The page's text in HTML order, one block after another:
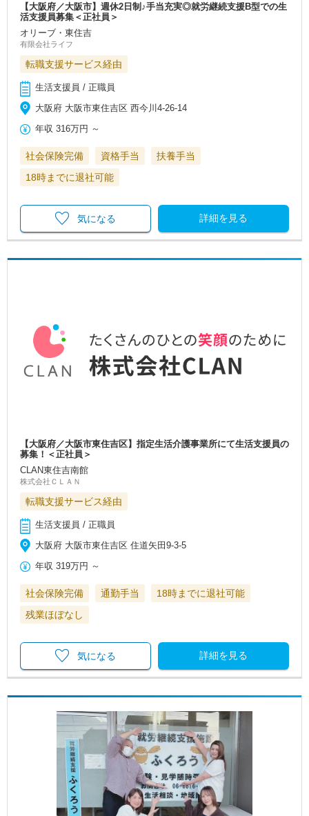
【大阪府／大阪市】週休2日制♪手当充実◎就労継続支援B型での生
活支援員募集＜正社員＞
オリーブ・東住吉
有限会社ライフ
転職支援サービス経由
生活支援員 / 正職員
大阪府 大阪市東住吉区 西今川4‐26‐14
年収 316万円 ～
社会保険完備 資格手当
扶養手当
18時までに退社可能
詳細を見る
気になる
【大阪府／大阪市東住吉区】指定生活介護事業所にて生活支援員の
募集！＜正社員＞
CLAN東住吉南館
株式会社ＣＬＡＮ
転職支援サービス経由
生活支援員 / 正職員
大阪府 大阪市東住吉区 住道矢田9-3-5
年収 319万円 ～
社会保険完備 通勤手当
18時までに退社可能
残業ほぼなし
詳細を見る
気になる